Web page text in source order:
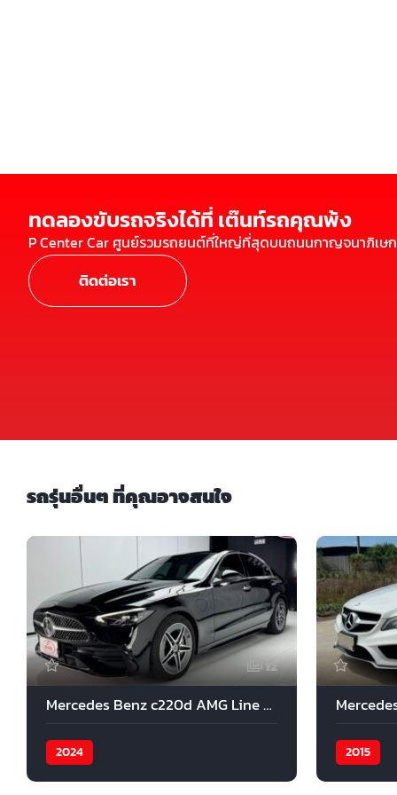
ทดลองขับรถจริงได้ที่ เต๊นท์รถคุณพ้ง
P Center Car ศูนย์รวมรถยนต์ที่ใหญ่ที่สุดบนถนนกาญจนาภิเษก
ติดต่อเรา
รถรุ่นอื่นๆ ที่คุณอาจสนใจ
12
Mercedes Benz c220d AMG Line 2024
2024 2015